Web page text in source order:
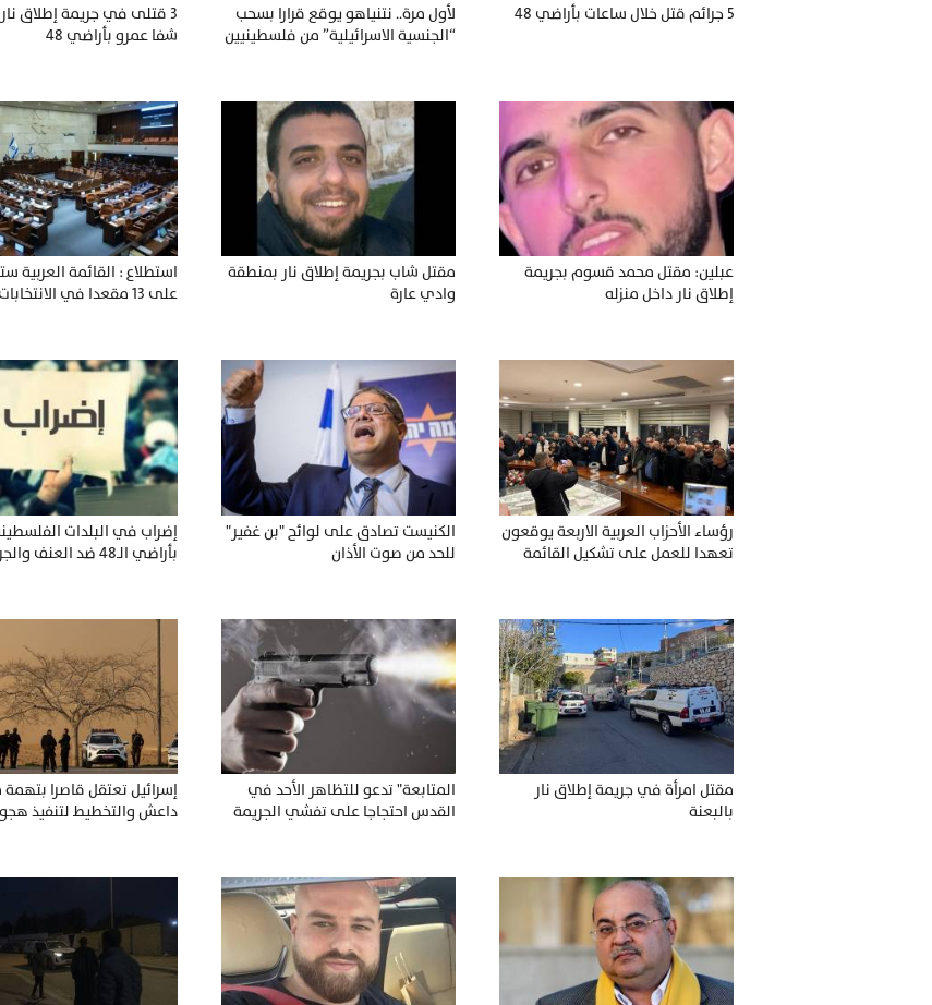
5 جرائم قتل خلال ساعات بأراضي 48
لأول مرة.. نتنياهو يوقع قرارا بسحب
“الجنسية الاسرائيلية” من فلسطينيين
3 قتلى في جريمة إطلاق
شفا عمرو بأراضي 48
عبلين: مقتل محمد قسوم بجريمة
إطلاق نار داخل منزله
مقتل شاب بجريمة إطلاق نار بمنطقة
وادي عارة
استطلاع : القائمة العربية
على 13 مقعدا في
رؤساء الأحزاب العربية الاربعة يوقعون
تعهدا للعمل على تشكيل القائمة
الكنيست تصادق على لوائح "بن غفير"
للحد من صوت الأذان
إضراب في البلدات
بأراضي الـ48 ضد العنف والجريمة
مقتل امرأة في جريمة إطلاق نار
بالبعنة
المتابعة" تدعو للتظاهر الأحد في
القدس احتجاجا على تفشي الجريمة
إسرائيل تعتقل قاصرا بتهمة
داعش والتخطيط لتنفيذ